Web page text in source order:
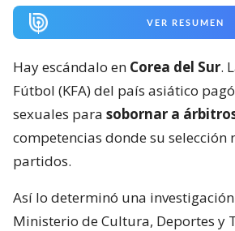
VER RESUMEN
Hay escándalo en Corea del Sur.
Fútbol (KFA) del país asiático
sexuales para sobornar a
competencias donde su selección
partidos.
Así lo determinó una
Ministerio de Cultura, Deportes y